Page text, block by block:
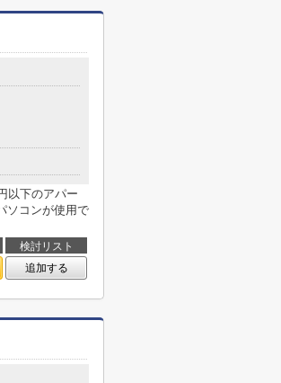
以下のアパー
ソコンが使用で
検討リスト
追加する